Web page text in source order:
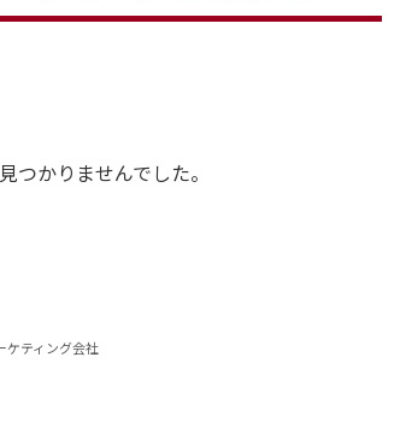
つかりませんでした。
ケティング会社